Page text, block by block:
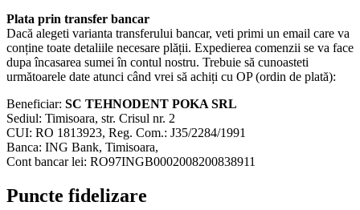
Plata prin transfer bancar
Dacă alegeti varianta transferului bancar, veti primi un email care va
conține toate detaliile necesare plății. Expedierea comenzii se va face
dupa încasarea sumei în contul nostru. Trebuie să cunoasteti
următoarele date atunci când vrei să achiți cu OP (ordin de plată):
Beneficiar: SC TEHNODENT POKA SRL
Sediul: Timisoara, str. Crisul nr. 2
CUI: RO 1813923, Reg. Com.: J35/2284/1991
Banca: ING Bank, Timisoara,
Cont bancar lei: RO97INGB0002008200838911
Puncte fidelizare